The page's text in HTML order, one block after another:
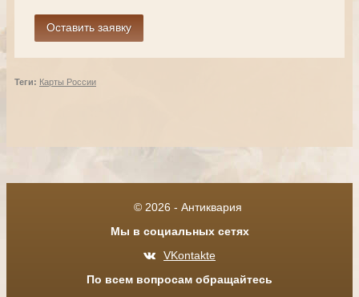
Теги: Карты России
© 2026 - Антиквария
Мы в социальных сетях
VKontakte
По всем вопросам обращайтесь